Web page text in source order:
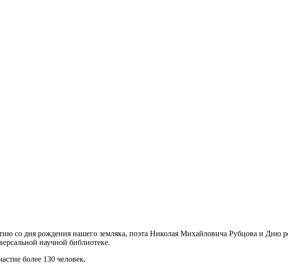
со дня рождения нашего земляка, поэта Николая Михайловича Рубцова и Дню
научной библиотеке.
более 130 человек.